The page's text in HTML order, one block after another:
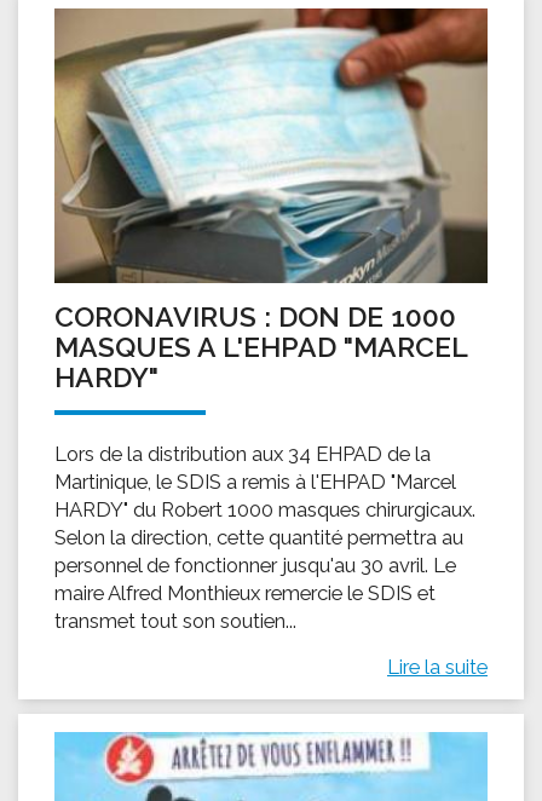
CORONAVIRUS : DON DE 1000
MASQUES A L'EHPAD "MARCEL
HARDY"
Lors de la distribution aux 34 EHPAD de la
Martinique, le SDIS a remis à l'EHPAD "Marcel
HARDY" du Robert 1000 masques chirurgicaux.
Selon la direction, cette quantité permettra au
personnel de fonctionner jusqu'au 30 avril. Le
maire Alfred Monthieux remercie le SDIS et
transmet tout son soutien...
Lire la suite